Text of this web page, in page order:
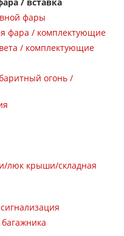
фары
фара / комплектующие
/ комплектующие
огонь /
люк крыши/складная